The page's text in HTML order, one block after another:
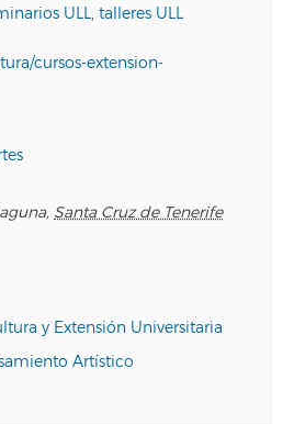
ULL,talleres ULL
cursos-extension-
, Santa Cruz de Tenerife
y Extensión Universitaria
Artístico